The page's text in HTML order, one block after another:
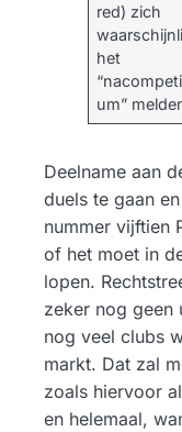
red) zich
het
um”
Deelname aan
duels te gaan
nummer vijftien
of het moet in
lopen.
zeker nog geen
nog veel clubs
markt. Dat zal
zoals hiervoor
en helemaal,